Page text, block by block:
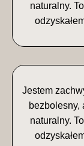
naturalny.
Jestem
bezbolesny,
naturalny.